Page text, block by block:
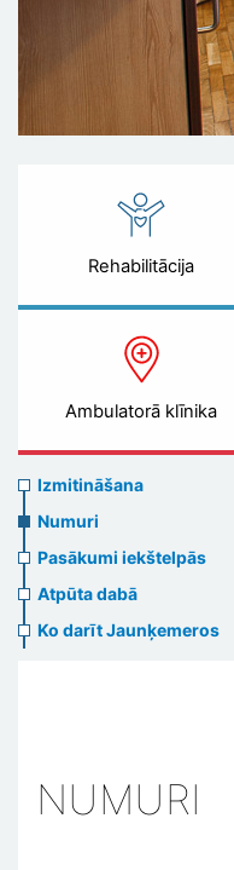
Rehabilitācija
Ambulatorā klīnika
Accommodation
Izmitināšana
Numuri
Pasākumi iekštelpās
Atpūta dabā
Ko darīt Jaunķemeros
NUMURI